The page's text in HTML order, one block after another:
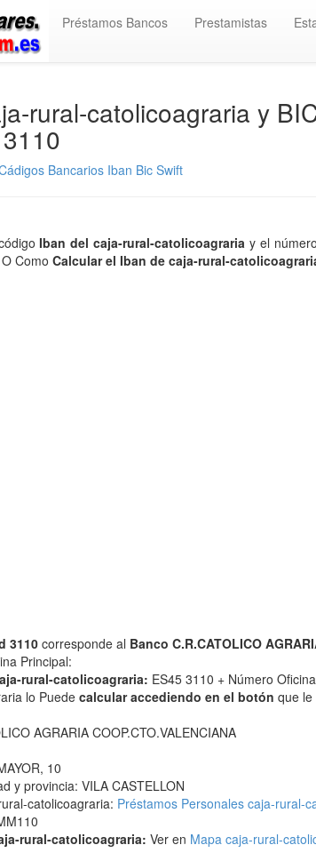
Préstamos Bancos Prestamistas
rural-catolicoagraria y
Bancarios Iban Bic Swift
Iban del caja-rural-catolicoagraria y el número
Como Calcular el Iban de caja-rural-
3110corresponde al Banco C.R.CATOLICO
Principal:
rural-catolicoagraria: ES45 3110 + Número
lo Puede calcular accediendo en el botón que le
AGRARIA COOP.CTO.VALENCIANA
10
y provincia: VILA CASTELLON
catolicoagraria: Préstamos Personales caja-rural-
rural-catolicoagraria: Ver en Mapa caja-rural-